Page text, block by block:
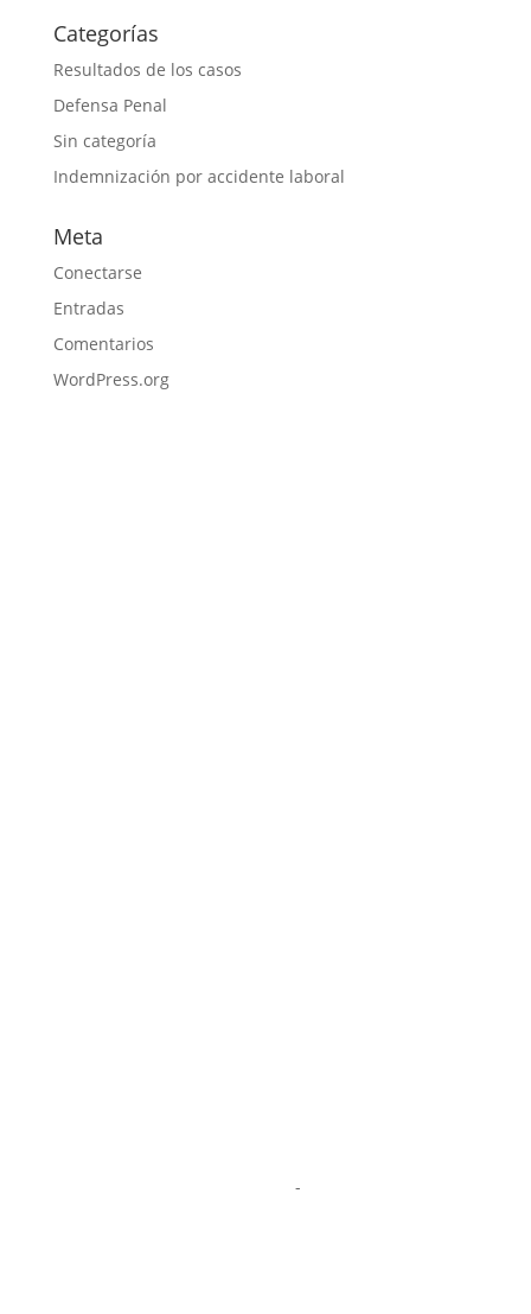
Categorías
Resultados de los casos
Defensa Penal
Sin categoría
Indemnización por accidente laboral
Meta
Conectarse
Entradas
Comentarios
WordPress.org
-